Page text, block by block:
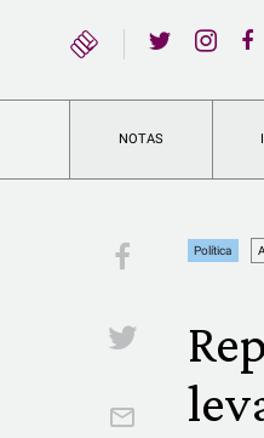
NOTAS
Facebook
Twitter
Email
Política